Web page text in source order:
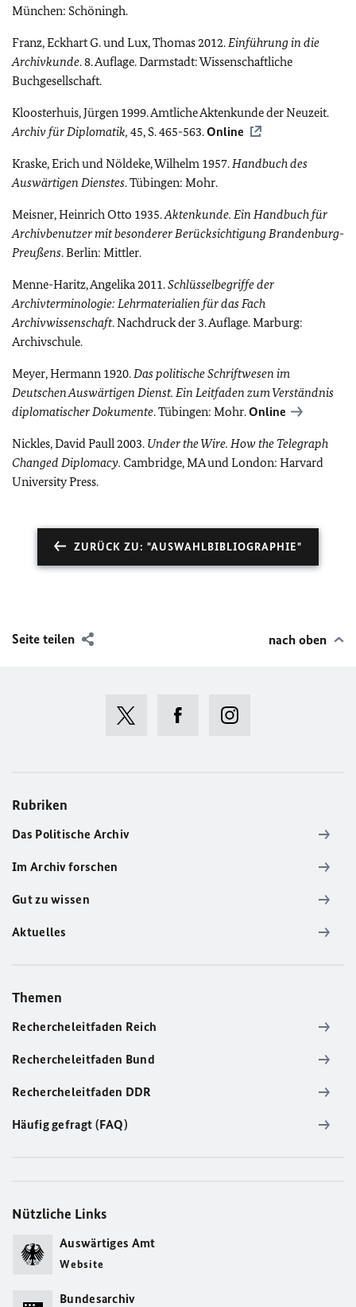
München: Schöningh.
Franz, Eckhart G. und Lux, Thomas 2012.Einführung in die
Archivkunde. 8. Auflage. Darmstadt: Wissenschaftliche
Buchgesellschaft.
Kloosterhuis, Jürgen 1999. Amtliche Aktenkunde der Neuzeit.
Archiv für Diplomatik, 45, S. 465-563.Online
Kraske, Erich und Nöldeke, Wilhelm 1957.Handbuch des
Auswärtigen Dienstes. Tübingen: Mohr.
Meisner, Heinrich Otto 1935.Aktenkunde. Ein Handbuch für
Archivbenutzer mit besonderer Berücksichtigung Brandenburg-
Preußens. Berlin: Mittler.
Menne-Haritz, Angelika 2011.Schlüsselbegriffe der
Archivterminologie: Lehrmaterialien für das Fach
Archivwissenschaft. Nachdruck der 3. Auflage. Marburg:
Archivschule.
Meyer, Hermann 1920.Das politische Schriftwesen im
Deutschen Auswärtigen Dienst. Ein Leitfaden zum Verständnis
diplomatischer Dokumente. Tübingen: Mohr.Online
Nickles, David Paull 2003. Under the Wire. How the Telegraph
Changed Diplomacy. Cambridge, MA und London: Harvard
University Press.
ZURÜCK ZU: "AUSWAHLBIBLIOGRAPHIE"
Seite teilen nach oben
Rubriken
Das Politische Archiv
Im Archiv forschen
Gut zu wissen
Aktuelles
Themen
Rechercheleitfaden Reich
Rechercheleitfaden Bund
Rechercheleitfaden DDR
Häufig gefragt (FAQ)
Nützliche Links
Auswärtiges Amt
Website
Bundesarchiv